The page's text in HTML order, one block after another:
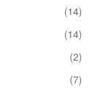
(14)
(14)
(2)
(7)